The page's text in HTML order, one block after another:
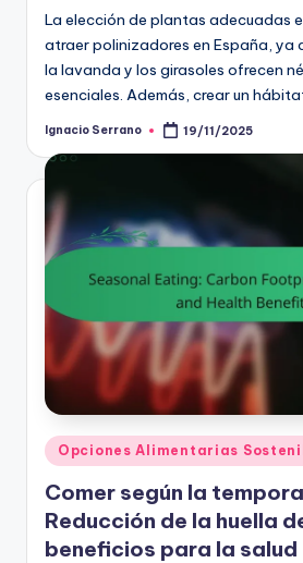
La elección de plantas adecuadas
atraer polinizadores en España, ya
la lavanda y los girasoles ofrecen
esenciales. Además, crear un
Posted
Ignacio Serrano 19/11/2025
Posted
in
Opciones Alimentarias
Comer según la
Reducción de la huella
beneficios para la salud